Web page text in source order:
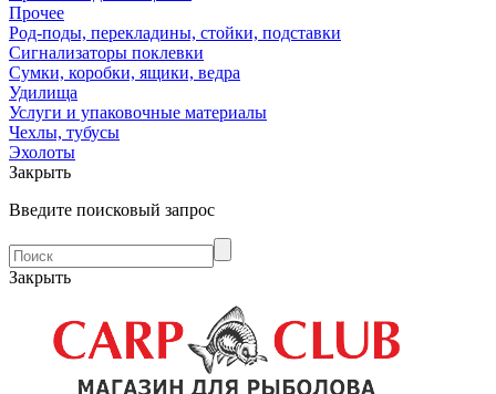
Прочее
Род-поды, перекладины, стойки, подставки
Сигнализаторы поклевки
Сумки, коробки, ящики, ведра
Удилища
Услуги и упаковочные материалы
Чехлы, тубусы
Эхолоты
Закрыть
Введите поисковый запрос
Закрыть